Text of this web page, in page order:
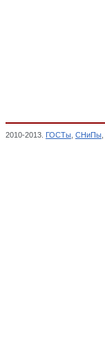
2010-2013. ГОСТы СНиПы